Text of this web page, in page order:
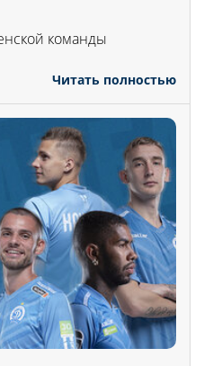
команды
Читать полностью